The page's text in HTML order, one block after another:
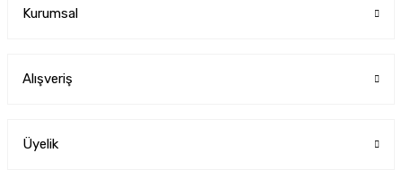
Kurumsal
Alışveriş
Üyelik